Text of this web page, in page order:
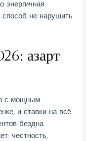
энергичная.
не нарушить
азарт
с мощным
и ставки на всё
бездна.
честность,